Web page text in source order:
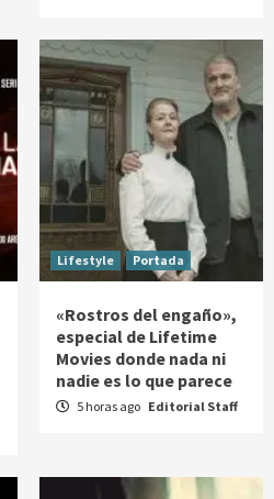
Lifestyle Portada
«Rostros del engaño»,
especial de Lifetime
Movies donde nada ni
nadie es lo que parece
5 horas ago Editorial Staff